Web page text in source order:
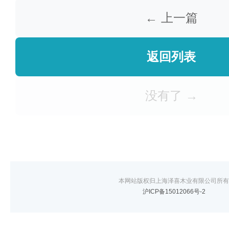
← 上一篇
返回列表
没有了 →
本网站版权归上海泽喜木业有限公司所有
沪ICP备15012066号-2